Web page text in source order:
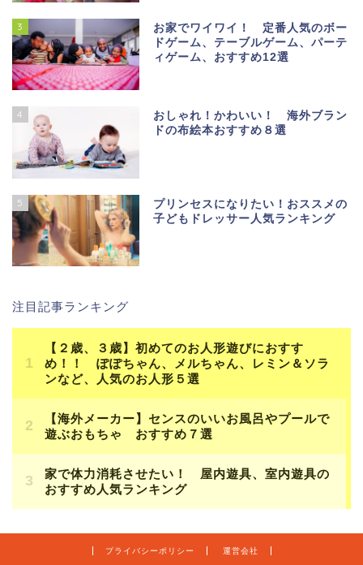
3
お家でワイワイ！ 定番人気のボー
ドゲーム、テーブルゲーム、パーテ
ィゲーム、おすすめ12選
4
おしゃれ！かわいい！ 海外ブラン
ドの布絵本おすすめ８選
5
プリンセスになりたい！おススメの
子どもドレッサー人気ランキング
注目記事ランキング
プライバシーポリシー 運営会社